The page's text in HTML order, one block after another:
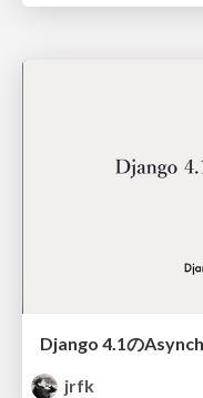
Django 4.1の
jrfk